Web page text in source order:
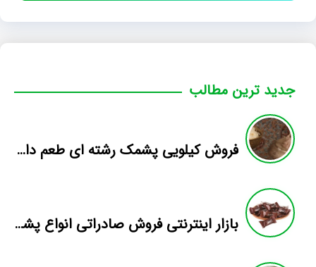
جدید ترین مطالب
فروش کیلویی پشمک رشته ای طعم دار میوه
بازار اینترنتی فروش صادراتی انواع پشمک الیافی/شکلاتی